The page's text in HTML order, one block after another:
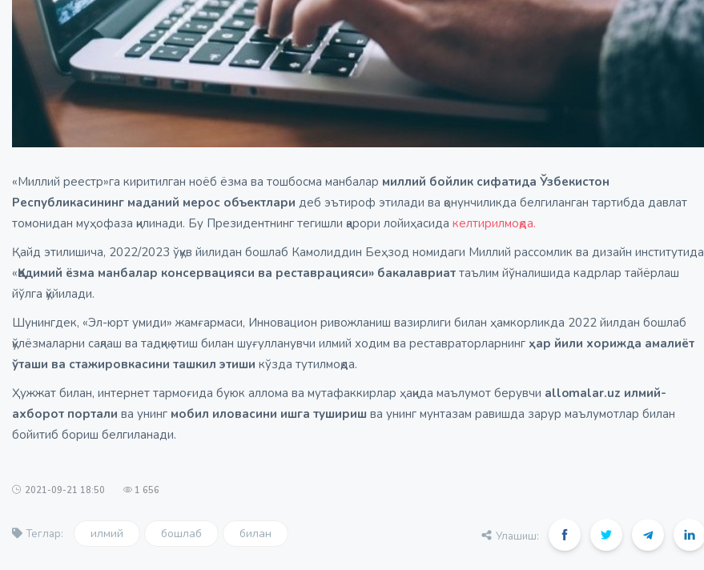
«Миллий реестр»га киритилган ноёб ёзма ва тошбосма манбалар миллий бойлик сифатида Ўзбекистон
Республикасининг маданий мерос объектлари деб эътироф этилади ва қонунчиликда белгиланган тартибда давлат
томонидан муҳофаза қилинади. Бу Президентнинг тегишли қарори лойиҳасида келтирилмоқда.
Қайд этилишича, 2022/2023 ўқув йилидан бошлаб Камолиддин Беҳзод номидаги Миллий рассомлик ва дизайн институтида
«Қадимий ёзма манбалар консервацияси ва реставрацияси» бакалавриат таълим йўналишида кадрлар тайёрлаш
йўлга қўйилади.
Шунингдек, «Эл-юрт умиди» жамғармаси, Инновацион ривожланиш вазирлиги билан ҳамкорликда 2022 йилдан бошлаб
қўлёзмаларни сақлаш ва тадқиқ этиш билан шуғулланувчи илмий ходим ва реставраторларнинг ҳар йили хорижда амалиёт
ўташи ва стажировкасини ташкил этиши кўзда тутилмоқда.
Ҳужжат билан, интернет тармоғида буюк аллома ва мутафаккирлар ҳақида маълумот берувчи allomalar.uz илмий-
ахборот портали ва унинг мобил иловасини ишга тушириш ва унинг мунтазам равишда зарур маълумотлар билан
бойитиб бориш белгиланади.
2021-09-21 18:50 1 656
Теглар: илмий бошлаб билан Улашиш: